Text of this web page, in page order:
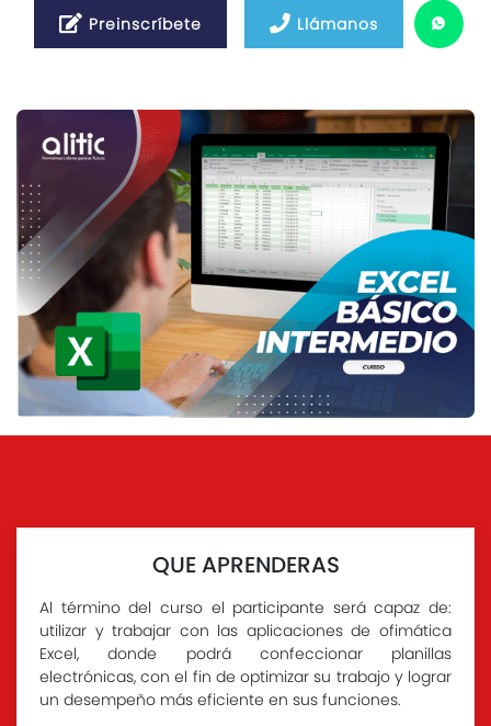
Preinscríbete Llámanos
QUE APRENDERAS
Al término del curso el participante será capaz de:
utilizar y trabajar con las aplicaciones de ofimática
Excel, donde podrá confeccionar planillas
electrónicas, con el fin de optimizar su trabajo y lograr
un desempeño más eficiente en sus funciones.